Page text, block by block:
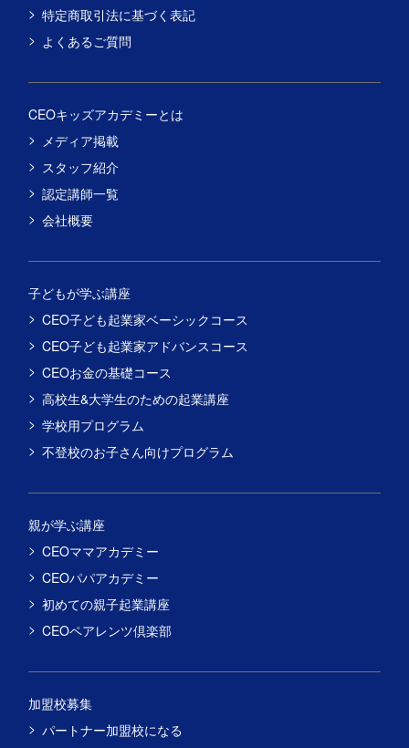
特定商取引法に基づく表記
よくあるご質問
CEOキッズアカデミーとは
メディア掲載
スタッフ紹介
認定講師一覧
会社概要
子どもが学ぶ講座
CEO子ども起業家ベーシックコース
CEO子ども起業家アドバンスコース
CEOお金の基礎コース
高校生&大学生のための起業講座
学校用プログラム
不登校のお子さん向けプログラム
親が学ぶ講座
CEOママアカデミー
CEOパパアカデミー
初めての親子起業講座
CEOペアレンツ倶楽部
加盟校募集
パートナー加盟校になる